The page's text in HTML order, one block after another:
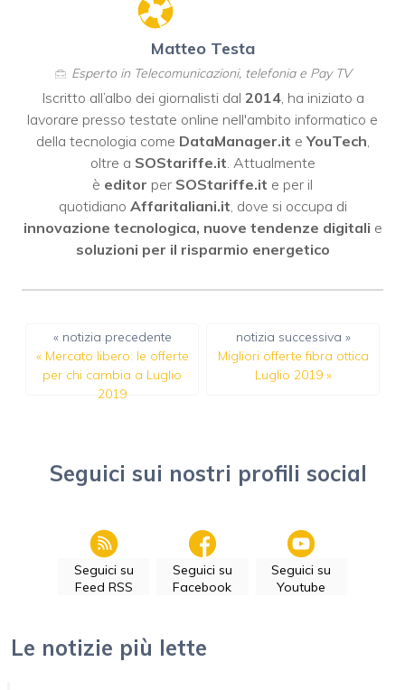
Matteo Testa
Esperto in Telecomunicazioni, telefonia e Pay TV
Iscritto all’albo dei giornalisti dal 2014, ha iniziato a
lavorare presso testate online nell'ambito informatico e
della tecnologia come DataManager.it eYouTech,
oltre a SOStariffe.it. Attualmente
è editor per SOStariffe.it e per il
quotidiano Affaritaliani.it, dove si occupa di
innovazione tecnologica, nuove tendenze digitali e
soluzioni per il risparmio energetico
« notizia precedente
« Mercato libero: le offerte
per chi cambia a Luglio
2019
notizia successiva »
Migliori offerte fibra ottica
Luglio 2019»
Seguici sui nostri profili social
Seguici su
Feed RSS
Seguici su
Facebook
Seguici su
Youtube
Le notizie più lette